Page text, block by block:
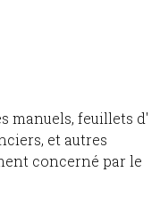
manuels, feuillets d'
et autres
concerné par le